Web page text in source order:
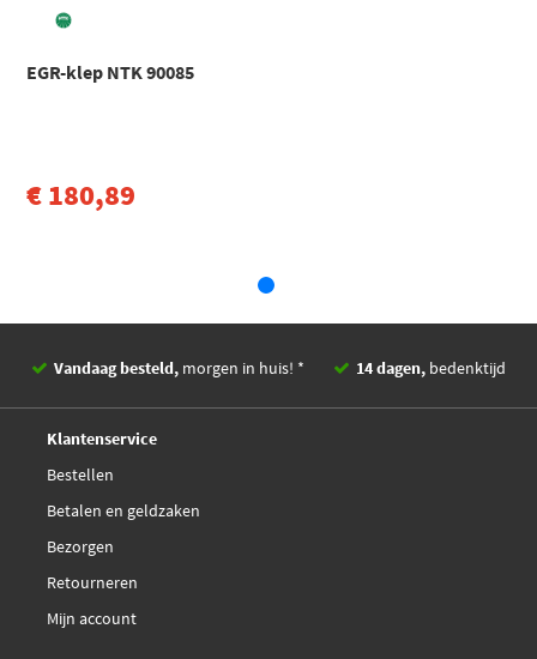
Mercedes
CLK (C208) (1997 - 2003)
Mercedes
CLK
EGR-klep NTK 90085
€ 180,89
Vandaag besteld, morgen in huis! * 14 dagen, bedenktijd
Klantenservice
Bestellen
Betalen en geldzaken
Bezorgen
Retourneren
Mijn account